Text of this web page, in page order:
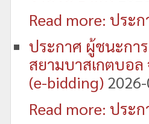
Read more: ประ
ประกาศ ผู้ชนะกา
สยามบาสเกตบอล
(e-bidding)
Read more: ประ